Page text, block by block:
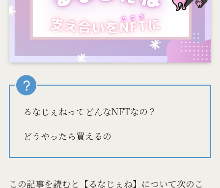
るなじぇねってどんなNFTなの？
どうやったら買えるの
この記事を読むと【るなじぇね】について次のこ